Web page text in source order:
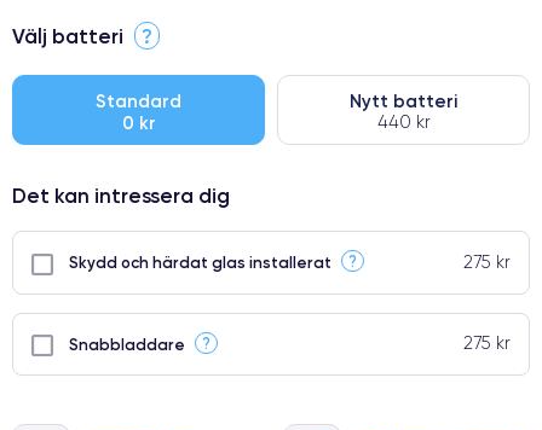
⭐ Premium
● Oklanderlig kvalitetsskärm
● Endast 5% av våra telefoner har premiumklassning
Välj batteri ?
Standard
0 kr
Nytt batteri
440 kr
Det kan intressera dig
Skydd och härdat glas installerat ? 275 kr
Snabbladdare ? 275 kr